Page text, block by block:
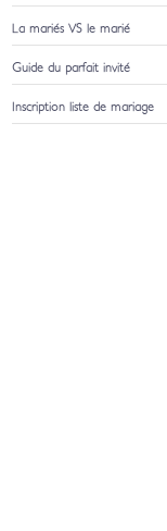
La mariés VS le marié
Guide du parfait invité
Inscription liste de mariage